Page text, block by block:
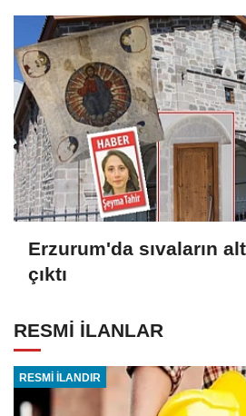
Erzurum'da sıvaların
çıktı
RESMİ İLANLAR
RESMİ İLANDIR